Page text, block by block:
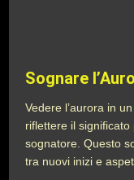
Sognare
Vedere l’aurora in
riflettere il
sognatore. Questo
tra nuovi inizi e